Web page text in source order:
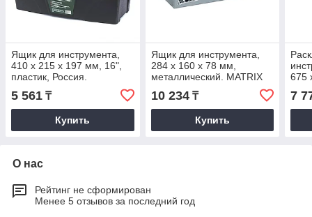
Ящик для инструмента,
410 х 215 х 197 мм, 16",
пластик, Россия.
СИБРТЕХ
5 561 ₸
Купить
Ящик для инструмента,
284 х 160 х 78 мм,
металлический. MATRIX
10 234₸
Купить
675
7
О нас
Рейтинг не сформирован
Менее 5 отзывов за последний год